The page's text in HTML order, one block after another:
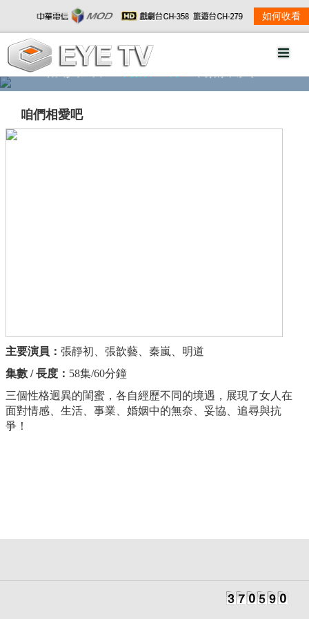
如何收看
精彩影音 劇情大綱
咱們相愛吧
主要演員： 張靜初、張歆藝、秦嵐、明道
集數 / 長度： 58集/60分鐘
三個性格迥異的閨蜜，各自經歷不同的境遇，展現了女人在
面對情感、生活、事業、婚姻中的無奈、妥協、追尋與抗
爭！